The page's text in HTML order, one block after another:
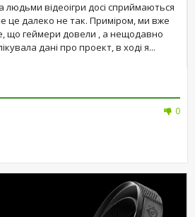
людьми відеоігри досі сприймаються
це далеко не так. Приміром, ми вже
що геймери довели , а нещодавно
дані про проект, в ході я...
0